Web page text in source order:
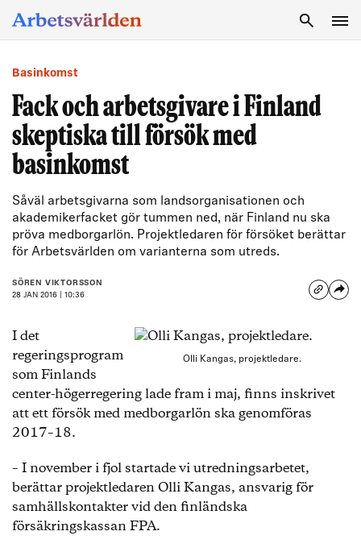
Basinkomst
Fack och arbetsgivare i Finland
skeptiska till försök med
basinkomst
Såväl arbetsgivarna som landsorganisationen och
akademikerfacket gör tummen ned, när Finland nu ska
pröva medborgarlön. Projektledaren för försöket berättar
för Arbetsvärlden om varianterna som utreds.
SÖREN VIKTORSSON
28 JAN 2016 | 10:36
Olli Kangas, projektledare.
I det
regeringsprogram
som Finlands
center-högerregering lade fram i maj, finns inskrivet
att ett försök med medborgarlön ska genomföras
2017–18.
– I november i fjol startade vi utredningsarbetet,
berättar projektledaren Olli Kangas, ansvarig för
samhällskontakter vid den finländska
försäkringskassan FPA.